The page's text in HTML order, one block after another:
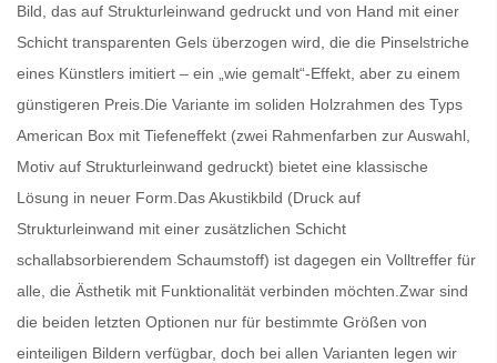
Bild, das auf Strukturleinwand gedruckt und von Hand mit einer
Schicht transparenten Gels überzogen wird, die die Pinselstriche
eines Künstlers imitiert – ein „wie gemalt“-Effekt, aber zu einem
günstigeren Preis.Die Variante im soliden Holzrahmen des Typs
American Box mit Tiefeneffekt (zwei Rahmenfarben zur Auswahl,
Motiv auf Strukturleinwand gedruckt) bietet eine klassische
Lösung in neuer Form.Das Akustikbild (Druck auf
Strukturleinwand mit einer zusätzlichen Schicht
schallabsorbierendem Schaumstoff) ist dagegen ein Volltreffer für
alle, die Ästhetik mit Funktionalität verbinden möchten.Zwar sind
die beiden letzten Optionen nur für bestimmte Größen von
einteiligen Bildern verfügbar, doch bei allen Varianten legen wir